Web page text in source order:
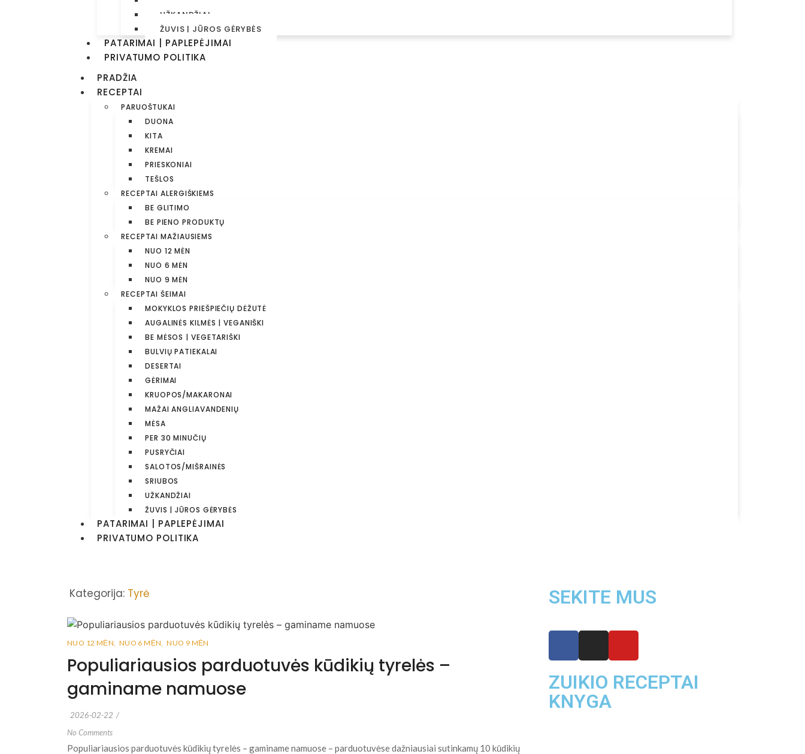
UŽKANDŽIAI
ŽUVIS | JŪROS GĖRYBĖS
PATARIMAI | PAPLEPĖJIMAI
PRIVATUMO POLITIKA
PRADŽIA
RECEPTAI
PARUOŠTUKAI
DUONA
KITA
KREMAI
PRIESKONIAI
TEŠLOS
RECEPTAI ALERGIŠKIEMS
BE GLITIMO
BE PIENO PRODUKTŲ
RECEPTAI MAŽIAUSIEMS
NUO 12 MĖN
NUO 6 MĖN
NUO 9 MĖN
RECEPTAI ŠEIMAI
MOKYKLOS PRIEŠPIEČIŲ DĖŽUTĖ
AUGALINĖS KILMĖS | VEGANIŠKI
BE MĖSOS | VEGETARIŠKI
BULVIŲ PATIEKALAI
DESERTAI
GĖRIMAI
KRUOPOS/MAKARONAI
MAŽAI ANGLIAVANDENIŲ
MĖSA
PER 30 MINUČIŲ
PUSRYČIAI
SALOTOS/MIŠRAINĖS
SRIUBOS
UŽKANDŽIAI
ŽUVIS | JŪROS GĖRYBĖS
PATARIMAI | PAPLEPĖJIMAI
PRIVATUMO POLITIKA
Kategorija: Tyrė
NUO 12 MĖN, NUO 6 MĖN, NUO 9 MĖN
Populiariausios parduotuvės kūdikių tyrelės –
gaminame namuose
2026-02-22 /
No Comments
Populiariausios parduotuvės kūdikių tyrelės – gaminame namuose – parduotuvėse dažniausiai sutinkamų 10 kūdikių
SEKITE MUS
ZUIKIO RECEPTAI
KNYGA